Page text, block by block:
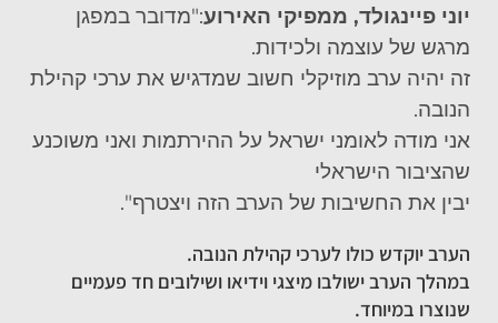
יוני פיינגולד, ממפיקי האירוע:"מדובר במפגן
מרגש של עוצמה ולכידות.
זה יהיה ערב מוזיקלי חשוב שמדגיש את ערכי קהילת
הנובה.
אני מודה לאומני ישראל על ההירתמות ואני משוכנע
שהציבור הישראלי
יבין את החשיבות של הערב הזה ויצטרף".
הערב יוקדש כולו לערכי קהילת הנובה.
במהלך הערב ישולבו מיצגי וידיאו ושילובים חד פעמיים
שנוצרו במיוחד.